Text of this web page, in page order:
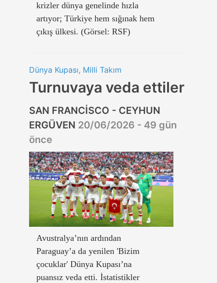
krizler dünya genelinde hızla
artıyor; Türkiye hem sığınak hem
çıkış ülkesi. (Görsel: RSF)
Dünya Kupası, Milli Takım
Turnuvaya veda ettiler
SAN FRANCİSCO - CEYHUN
ERGÜVEN 20/06/2026 - 49 gün
önce
Avustralya’nın ardından
Paraguay’a da yenilen 'Bizim
çocuklar' Dünya Kupası’na
puansız veda etti. İstatistikler